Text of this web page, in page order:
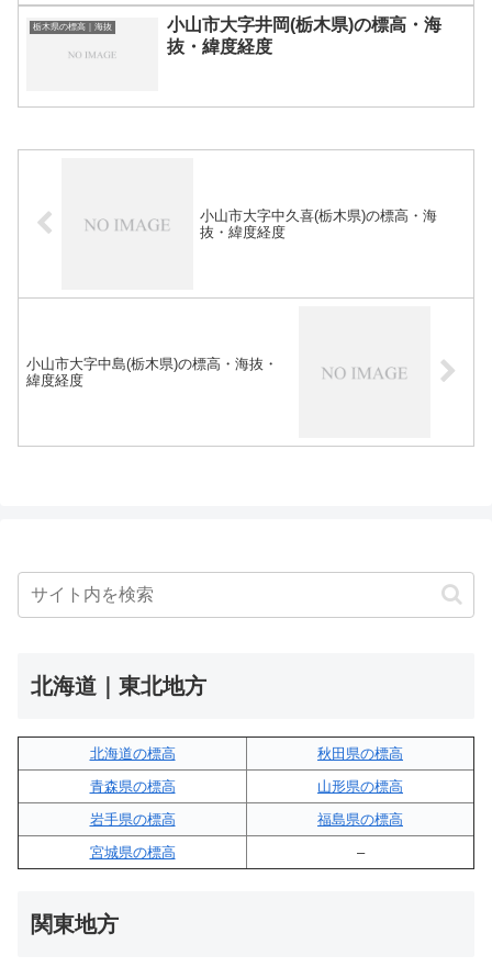
栃木県の標高｜海抜
小山市大字井岡(栃木県)の標高・海
抜・緯度経度
小山市大字中久喜(栃木県)の標高・海
抜・緯度経度
小山市大字中島(栃木県)の標高・海抜・
緯度経度
北海道｜東北地方
北海道の標高
秋田県の標高
青森県の標高
山形県の標高
岩手県の標高
福島県の標高
宮城県の標高
–
関東地方